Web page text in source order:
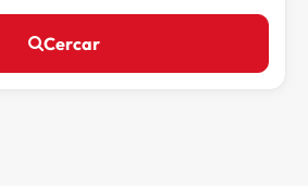
Cercar